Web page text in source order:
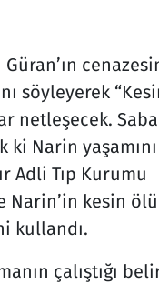
söyleyerek
netleşecek.
ki Narin yaşamını
Adli Tıp Kurumu
Narin’in kesin
kullandı.
çalıştığı